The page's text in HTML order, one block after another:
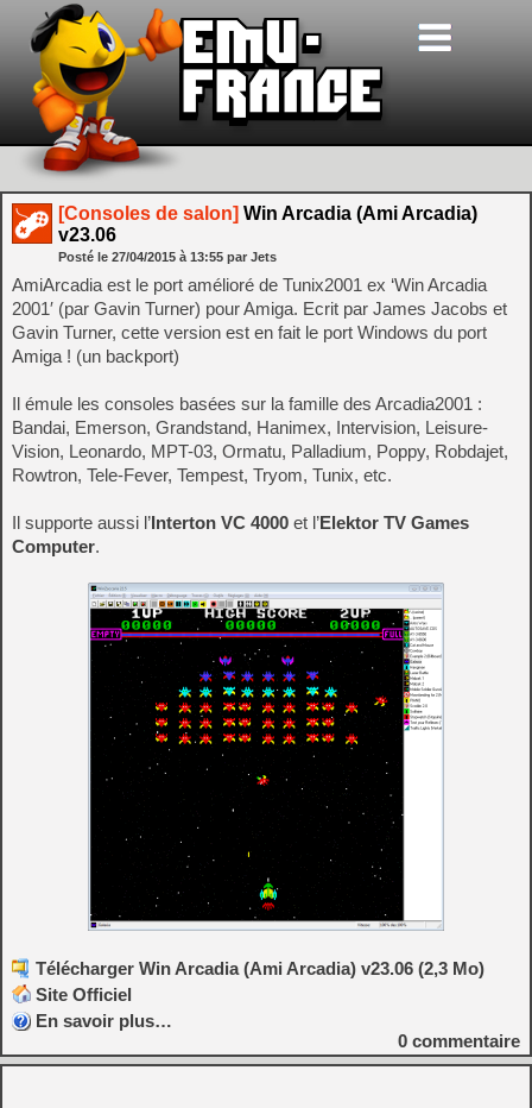
[Consoles de salon] Win Arcadia (Ami Arcadia)
v23.06
Posté le 27/04/2015 à 13:55 par Jets
AmiArcadia est le port amélioré de Tunix2001 ex ‘Win Arcadia
2001′ (par Gavin Turner) pour Amiga. Ecrit par James Jacobs et
Gavin Turner, cette version est en fait le port Windows du port
Amiga ! (un backport)
Il émule les consoles basées sur la famille des Arcadia2001 :
Bandai, Emerson, Grandstand, Hanimex, Intervision, Leisure-
Vision, Leonardo, MPT-03, Ormatu, Palladium, Poppy, Robdajet,
Rowtron, Tele-Fever, Tempest, Tryom, Tunix, etc.
Il supporte aussi l’Interton VC 4000 et l’Elektor TV Games
Computer.
Télécharger Win Arcadia (Ami Arcadia) v23.06 (2,3 Mo)
Site Officiel
En savoir plus…
0 commentaire